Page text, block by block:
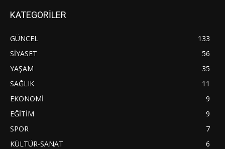
KATEGORİLER
GÜNCEL
133
SİYASET
56
YAŞAM
35
SAĞLIK
11
EKONOMİ
9
EĞİTİM
9
SPOR
7
KÜLTÜR-SANAT
6